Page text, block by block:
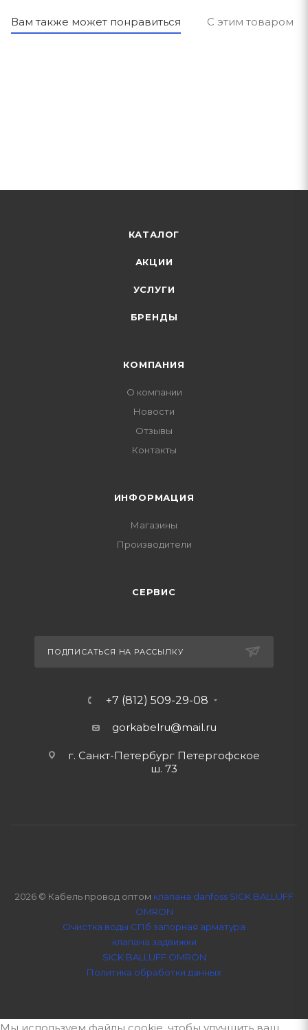
Вам также может понравиться С этим товаром
КАТАЛОГ
АКЦИИ
УСЛУГИ
БРЕНДЫ
КОМПАНИЯ
О компании
Новости
Отзывы
Контакты
ИНФОРМАЦИЯ
Магазины
Производители
СЕРВИС
ПОДПИСАТЬСЯ НА РАССЫЛКУ
+7 (812) 509-29-08
gorkabelru@mail.ru
г. Санкт-Петербург Петергофское
ш. 73
2026 © Кабель провод оптом клапана danfoss SICK BALLUFF
OMRON
Очистка воды СПб запорная арматура
клапана задвижки
SICK BALLUFF OMRON
Политика обработки данных